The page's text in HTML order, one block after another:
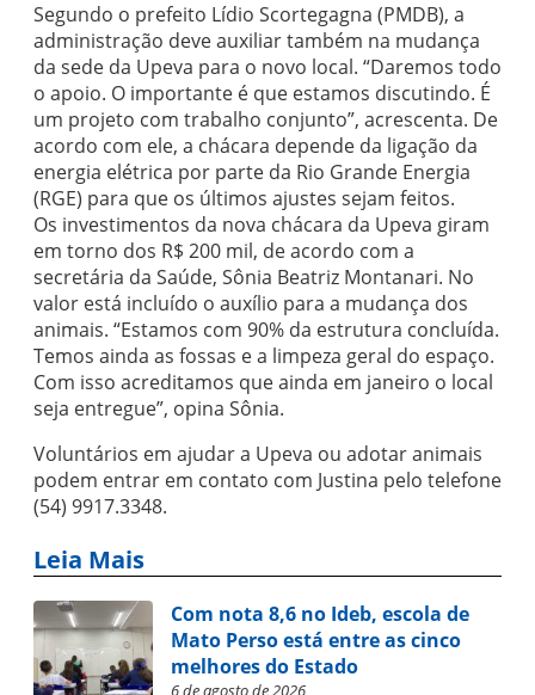
Segundo o prefeito Lídio Scortegagna (PMDB), a
administração deve auxiliar também na mudança
da sede da Upeva para o novo local. “Daremos todo
o apoio. O importante é que estamos discutindo. É
um projeto com trabalho conjunto”, acrescenta. De
acordo com ele, a chácara depende da ligação da
energia elétrica por parte da Rio Grande Energia
(RGE) para que os últimos ajustes sejam feitos.
Os investimentos da nova chácara da Upeva giram
em torno dos R$ 200 mil, de acordo com a
secretária da Saúde, Sônia Beatriz Montanari. No
valor está incluído o auxílio para a mudança dos
animais. “Estamos com 90% da estrutura concluída.
Temos ainda as fossas e a limpeza geral do espaço.
Com isso acreditamos que ainda em janeiro o local
seja entregue”, opina Sônia.
Voluntários em ajudar a Upeva ou adotar animais
podem entrar em contato com Justina pelo telefone
(54) 9917.3348.
Leia Mais
Com nota 8,6 no Ideb, escola de
Mato Perso está entre as cinco
melhores do Estado
6 de agosto de 2026